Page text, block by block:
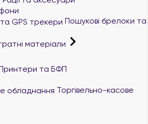
Пошукові брелоки та
матеріали
та БФП
Торгівельно-касове